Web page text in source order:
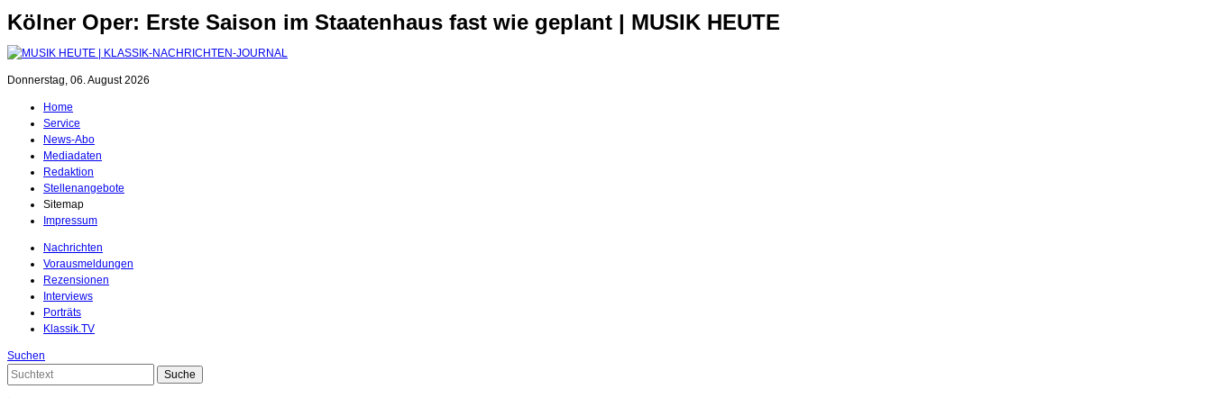
Kölner Oper: Erste Saison im Staatenhaus fast wie geplant | MUSIK HEUTE
Donnerstag, 06. August 2026
Home
Service
News-Abo
Mediadaten
Redaktion
Stellenangebote
Sitemap
Impressum
Nachrichten
Vorausmeldungen
Rezensionen
Interviews
Porträts
Klassik.TV
Suchen